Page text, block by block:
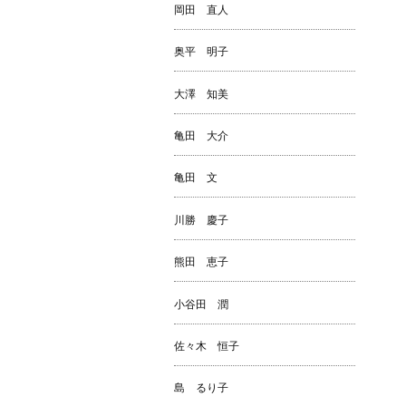
岡田 直人
奥平 明子
大澤 知美
亀田 大介
亀田 文
川勝 慶子
熊田 恵子
小谷田 潤
佐々木 恒子
島 るり子